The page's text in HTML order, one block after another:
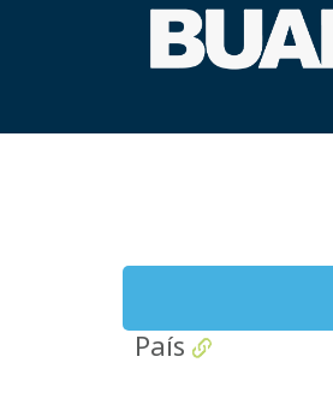
País